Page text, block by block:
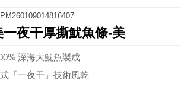
PM260109014816407
一夜干厚撕魷魚條-美
深海大魷魚製成
「一夜干」技術風乾